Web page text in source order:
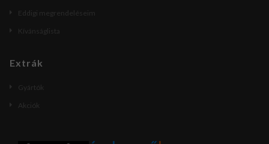
Eddigi megrendeléseim
Kívánságlista
Extrák
Gyártók
Akciók